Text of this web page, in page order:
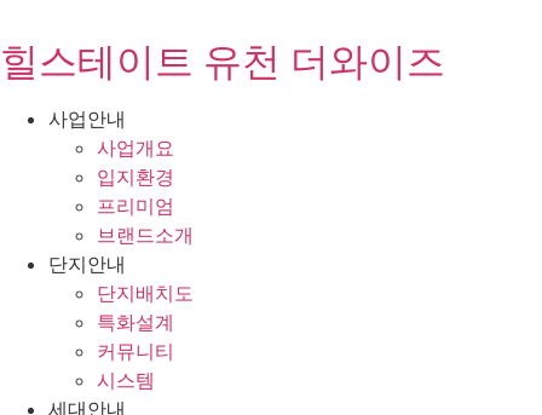
텐
츠
힐스테이트 유천 더와이즈
사업안내
사업개요
입지환경
프리미엄
브랜드소개
단지안내
단지배치도
특화설계
커뮤니티
시스템
세대안내